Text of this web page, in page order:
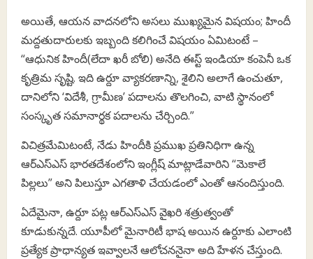
అయితే, ఆయన వాదనలోని అసలు ముఖ్యమైన విషయం; హిందీ
మద్దతుదారులకు ఇబ్బంది కలిగించే విషయం ఏమిటంటే –
“ఆధునిక హిందీ(లేదా ఖరీ బోలి) అనేది ఈస్ట్ ఇండియా కంపెనీ ఒక
కృత్రిమ సృష్టి. ఇది ఉర్దూ వ్యాకరణాన్ని, శైలిని అలాగే ఉంచుతూ,
దానిలోని ‘విదేశీ, గ్రామీణ’ పదాలను తొలగించి, వాటి స్థానంలో
సంస్కృత సమానార్థక పదాలను చేర్చింది.”
విచిత్రమేమిటంటే, నేడు హిందీకి ప్రముఖ ప్రతినిధిగా ఉన్న
ఆర్‌ఎస్‌ఎస్ భారతదేశంలోని ఇంగ్లీష్ మాట్లాడేవారిని “మెకాలే
పిల్లలు” అని పిలుస్తూ ఎగతాళి చేయడంలో ఎంతో ఆనందిస్తుంది.
ఏదేమైనా, ఉర్దూ పట్ల ఆర్‌ఎస్‌ఎస్ వైఖరి శత్రుత్వంతో
కూడుకున్నదే. యూపీలో మైనారిటీ భాష అయిన ఉర్దూకు ఎలాంటి
ప్రత్యేక ప్రాధాన్యత ఇవ్వాలనే ఆలోచననైనా అది హేళన చేస్తుంది.